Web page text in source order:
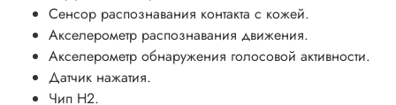
Сенсор распознавания контакта с кожей.
Акселерометр распознавания движения.
Акселерометр обнаружения голосовой активности.
Датчик нажатия.
Чип H2.